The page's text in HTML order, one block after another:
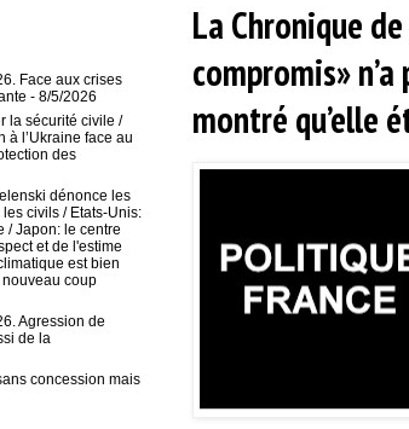
La Chronique
compromis»
montré qu’elle
Face aux crises
- 8/5/2026
la sécurité civile /
à l’Ukraine face au
des
dénonce les
civils / Etats-Unis:
/ Japon: le centre
et de l'estime
est bien
coup
Agression de
de la
concession mais